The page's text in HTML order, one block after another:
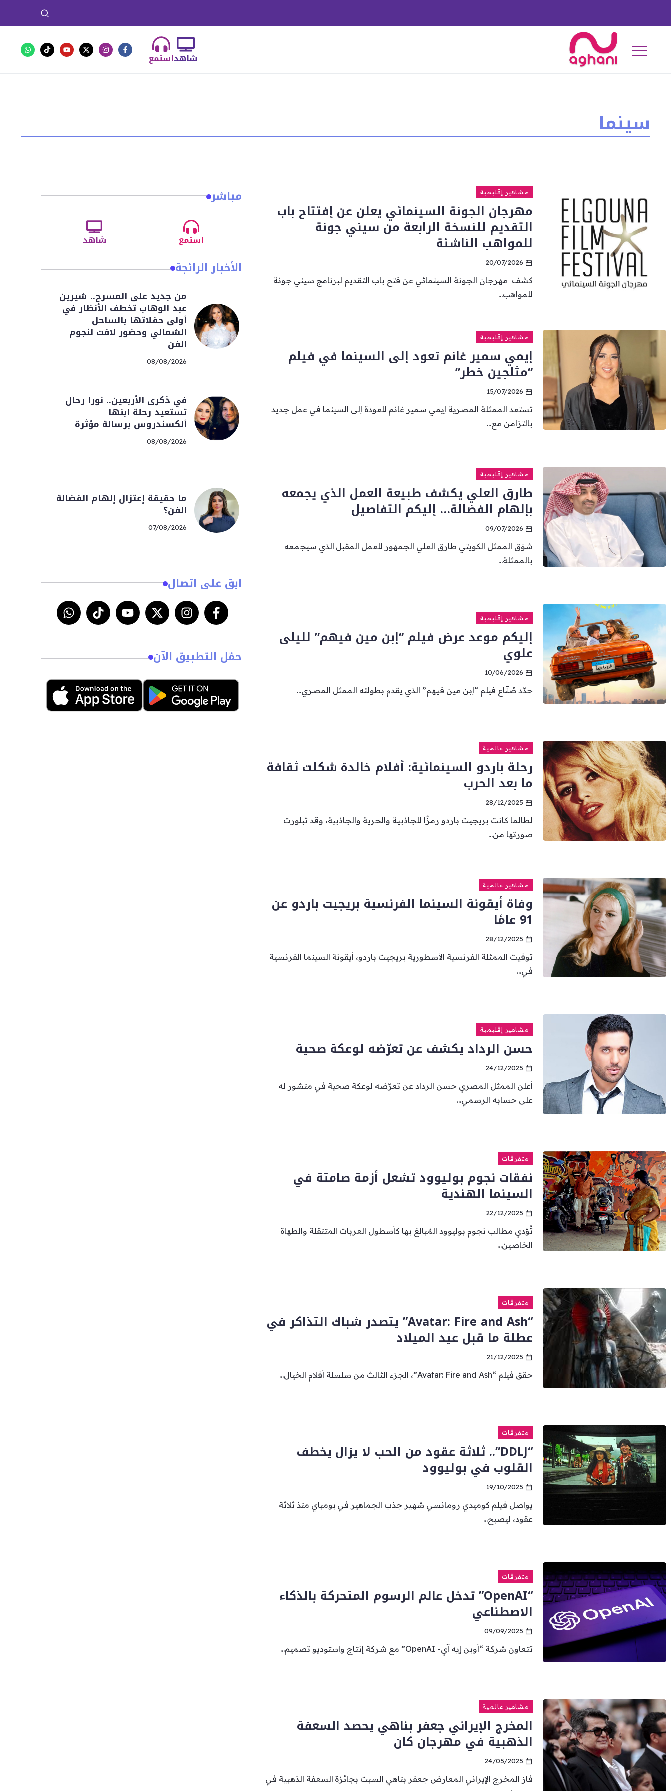
استمعشاهد
سينما
مشاهير إقليمية
مهرجان الجونة السينمائي يعلن عن إفتتاح باب
التقديم للنسخة الرابعة من سيني جونة
للمواهب الناشئة
20/07/2026
كشف مهرجان الجونة السينمائي عن فتح باب التقديم لبرنامج سيني جونة
للمواهب...
مشاهير إقليمية
إيمي سمير غانم تعود إلى السينما في فيلم
“مثلجين خطر”
15/07/2026
تستعد الممثلة المصرية إيمي سمير غانم للعودة إلى السينما في عمل جديد
بالتزامن مع...
مشاهير إقليمية
طارق العلي يكشف طبيعة العمل الذي يجمعه
بإلهام الفضالة… إليكم التفاصيل
09/07/2026
شوّق الممثل الكويتي طارق العلي الجمهور للعمل المقبل الذي سيجمعه
بالممثلة...
مشاهير إقليمية
إليكم موعد عرض فيلم “إبن مين فيهم” لليلى
علوي
10/06/2026
حدّد صُنّاع فيلم “إبن مين فيهم” الذي يقدم بطولته الممثل المصري...
مشاهير عالمية
رحلة باردو السينمائية: أفلام خالدة شكلت ثقافة
ما بعد الحرب
28/12/2025
لطالما كانت بريجيت باردو رمزًا للجاذبية والحرية والجاذبية، وقد تبلورت
صورتها من...
مشاهير عالمية
وفاة أيقونة السينما الفرنسية بريجيت باردو عن
91 عامًا
28/12/2025
توفيت الممثلة الفرنسية الأسطورية بريجيت باردو، أيقونة السينما الفرنسية
في...
مشاهير إقليمية
حسن الرداد يكشف عن تعرّضه لوعكة صحية
24/12/2025
أعلن الممثل المصري حسن الرداد عن تعرّضه لوعكة صحية في منشور له
على حسابه الرسمي...
متفرقات
نفقات نجوم بوليوود تشعل أزمة صامتة في
السينما الهندية
22/12/2025
تُؤدي مطالب نجوم بوليوود المُبالغ بها كأسطول العربات المتنقلة والطهاة
الخاصين...
متفرقات
“Avatar: Fire and Ash” يتصدر شباك التذاكر في
عطلة ما قبل عيد الميلاد
21/12/2025
حقق فيلم “Avatar: Fire and Ash”، الجزء الثالث من سلسلة أفلام الخيال...
متفرقات
“DDLJ”.. ثلاثة عقود من الحب لا يزال يخطف
القلوب في بوليوود
19/10/2025
يواصل فيلم كوميدي رومانسي شهير جذب الجماهير في بومباي منذ ثلاثة
عقود، ليصبح...
متفرقات
“OpenAI” تدخل عالم الرسوم المتحركة بالذكاء
الاصطناعي
09/09/2025
تتعاون شركة “أوبن إيه آي- OpenAI” مع شركة إنتاج واستوديو تصميم...
مشاهير عالمية
المخرج الإيراني جعفر بناهي يحصد السعفة
الذهبية في مهرجان كان
24/05/2025
فاز المخرج الإيراني المعارض جعفر بناهي السبت بجائزة السعفة الذهبية في
مباشر
استمع شاهد
الأخبار الرائجة
من جديد على المسرح.. شيرين
عبد الوهاب تخطف الأنظار في
أولى حفلاتها بالساحل
الشمالي وحضور لافت لنجوم
الفن
08/08/2026
في ذكرى الأربعين.. نورا رحال
تستعيد رحلة ابنها
ألكسندروس برسالة مؤثرة
08/08/2026
ما حقيقة إعتزال إلهام الفضالة
الفن؟
07/08/2026
ابق على اتصال
حمّل التطبيق الآن